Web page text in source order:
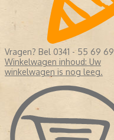
Vragen? Bel 0341 - 55 69 69
Winkelwagen inhoud: Uw
winkelwagen is nog leeg.